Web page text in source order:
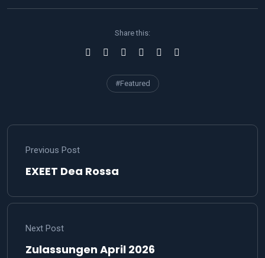
Share this:
#Featured
Previous Post
EXEET Dea Rossa
Next Post
Zulassungen April 2026